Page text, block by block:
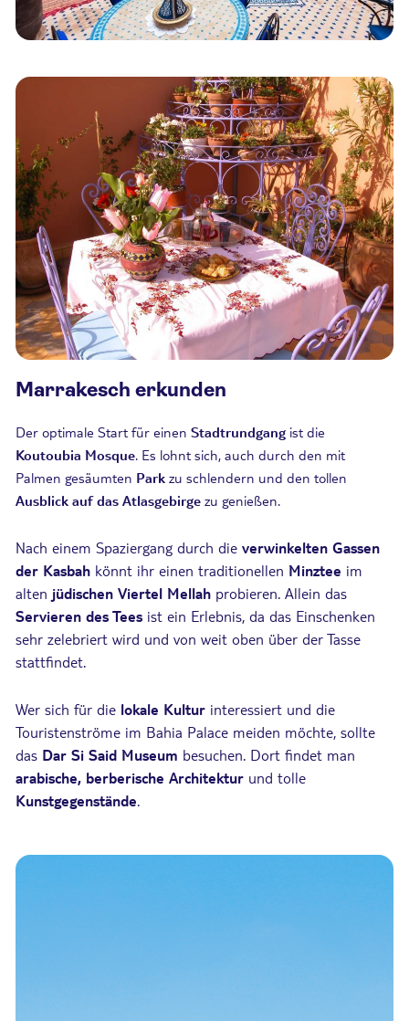
Marrakesch erkunden
Der optimale Start für einen Stadtrundgang ist die
Koutoubia Mosque. Es lohnt sich, auch durch den mit
Palmen gesäumten Park zu schlendern und den tollen
Ausblick auf das Atlasgebirge zu genießen.
Nach einem Spaziergang durch die verwinkelten Gassen
der Kasbah könnt ihr einen traditionellen Minztee im
alten jüdischen Viertel Mellah probieren. Allein das
Servieren des Tees ist ein Erlebnis, da das Einschenken
sehr zelebriert wird und von weit oben über der Tasse
stattfindet.
Wer sich für die lokale Kultur interessiert und die
Touristenströme im Bahia Palace meiden möchte, sollte
das Dar Si Said Museum besuchen. Dort findet man
arabische, berberische Architektur und tolle
Kunstgegenstände.